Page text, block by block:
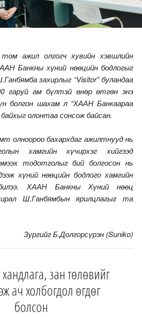
ажил олгогч хувийн хэвшлийн
Банкны хүний нөөцийн бодлогыг
захирлыг “Visitor” буландаа
гаруй ам бүлтэй өнөр өтгөн энэ
болгон шахам л “ХААН Банкаараа
байхыг олонтаа сонсож байсан.
олноороо бахархдаг ажилтнууд нь
хамгийн хүчирхэг хийгээд
тодотголыг бий болгосон нь
хүний нөөцийн бодлого хамгийн
ХААН Банкны Хүний нөөц
Ш.Ганбямбын ярилцлагыг та
Зургийг Б.Долгорсүрэн (Suniko)
зан төлөвийг
ач холбогдол өгдөг
болсон